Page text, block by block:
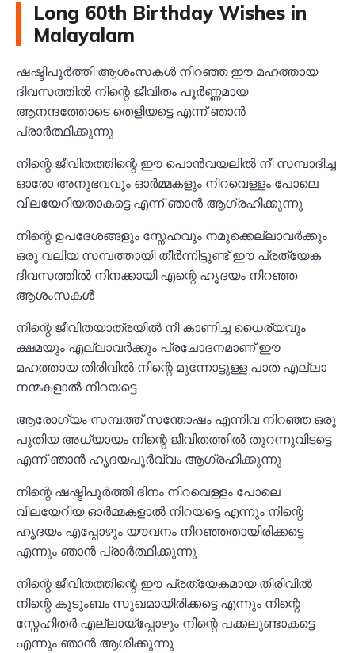
Long 60th Birthday Wishes in
Malayalam
ഷഷ്ടിപൂർത്തി ആശംസകൾ നിറഞ്ഞ ഈ മഹത്തായ
ദിവസത്തിൽ നിന്റെ ജീവിതം പൂർണ്ണമായ
ആനന്ദത്തോടെ തെളിയട്ടെ എന്ന് ഞാൻ
പ്രാർത്ഥിക്കുന്നു
നിന്റെ ജീവിതത്തിന്റെ ഈ പൊൻവയലിൽ നീ സമ്പാദിച്ച
ഓരോ അനുഭവവും ഓർമ്മകളും നിറവെള്ളം പോലെ
വിലയേറിയതാകട്ടെ എന്ന് ഞാൻ ആഗ്രഹിക്കുന്നു
നിന്റെ ഉപദേശങ്ങളും സ്നേഹവും നമുക്കെല്ലാവർക്കും
ഒരു വലിയ സമ്പത്തായി തീർന്നിട്ടുണ്ട് ഈ പ്രത്യേക
ദിവസത്തിൽ നിനക്കായി എന്റെ ഹൃദയം നിറഞ്ഞ
ആശംസകൾ
നിന്റെ ജീവിതയാത്രയിൽ നീ കാണിച്ച ധൈര്യവും
ക്ഷമയും എല്ലാവർക്കും പ്രചോദനമാണ് ഈ
മഹത്തായ തിരിവിൽ നിന്റെ മുന്നോട്ടുള്ള പാത എല്ലാ
നന്മകളാൽ നിറയട്ടെ
ആരോഗ്യം സമ്പത്ത് സന്തോഷം എന്നിവ നിറഞ്ഞ ഒരു
പുതിയ അധ്യായം നിന്റെ ജീവിതത്തിൽ തുറന്നുവിടട്ടെ
എന്ന് ഞാൻ ഹൃദയപൂർവ്വം ആഗ്രഹിക്കുന്നു
നിന്റെ ഷഷ്ടിപൂർത്തി ദിനം നിറവെള്ളം പോലെ
വിലയേറിയ ഓർമ്മകളാൽ നിറയട്ടെ എന്നും നിന്റെ
ഹൃദയം എപ്പോഴും യൗവനം നിറഞ്ഞതായിരിക്കട്ടെ
എന്നും ഞാൻ പ്രാർത്ഥിക്കുന്നു
നിന്റെ ജീവിതത്തിന്റെ ഈ പ്രത്യേകമായ തിരിവിൽ
നിന്റെ കുടുംബം സുഖമായിരിക്കട്ടെ എന്നും നിന്റെ
സ്നേഹിതർ എല്ലായ്പ്പോഴും നിന്റെ പക്കലുണ്ടാകട്ടെ
എന്നും ഞാൻ ആശിക്കുന്നു